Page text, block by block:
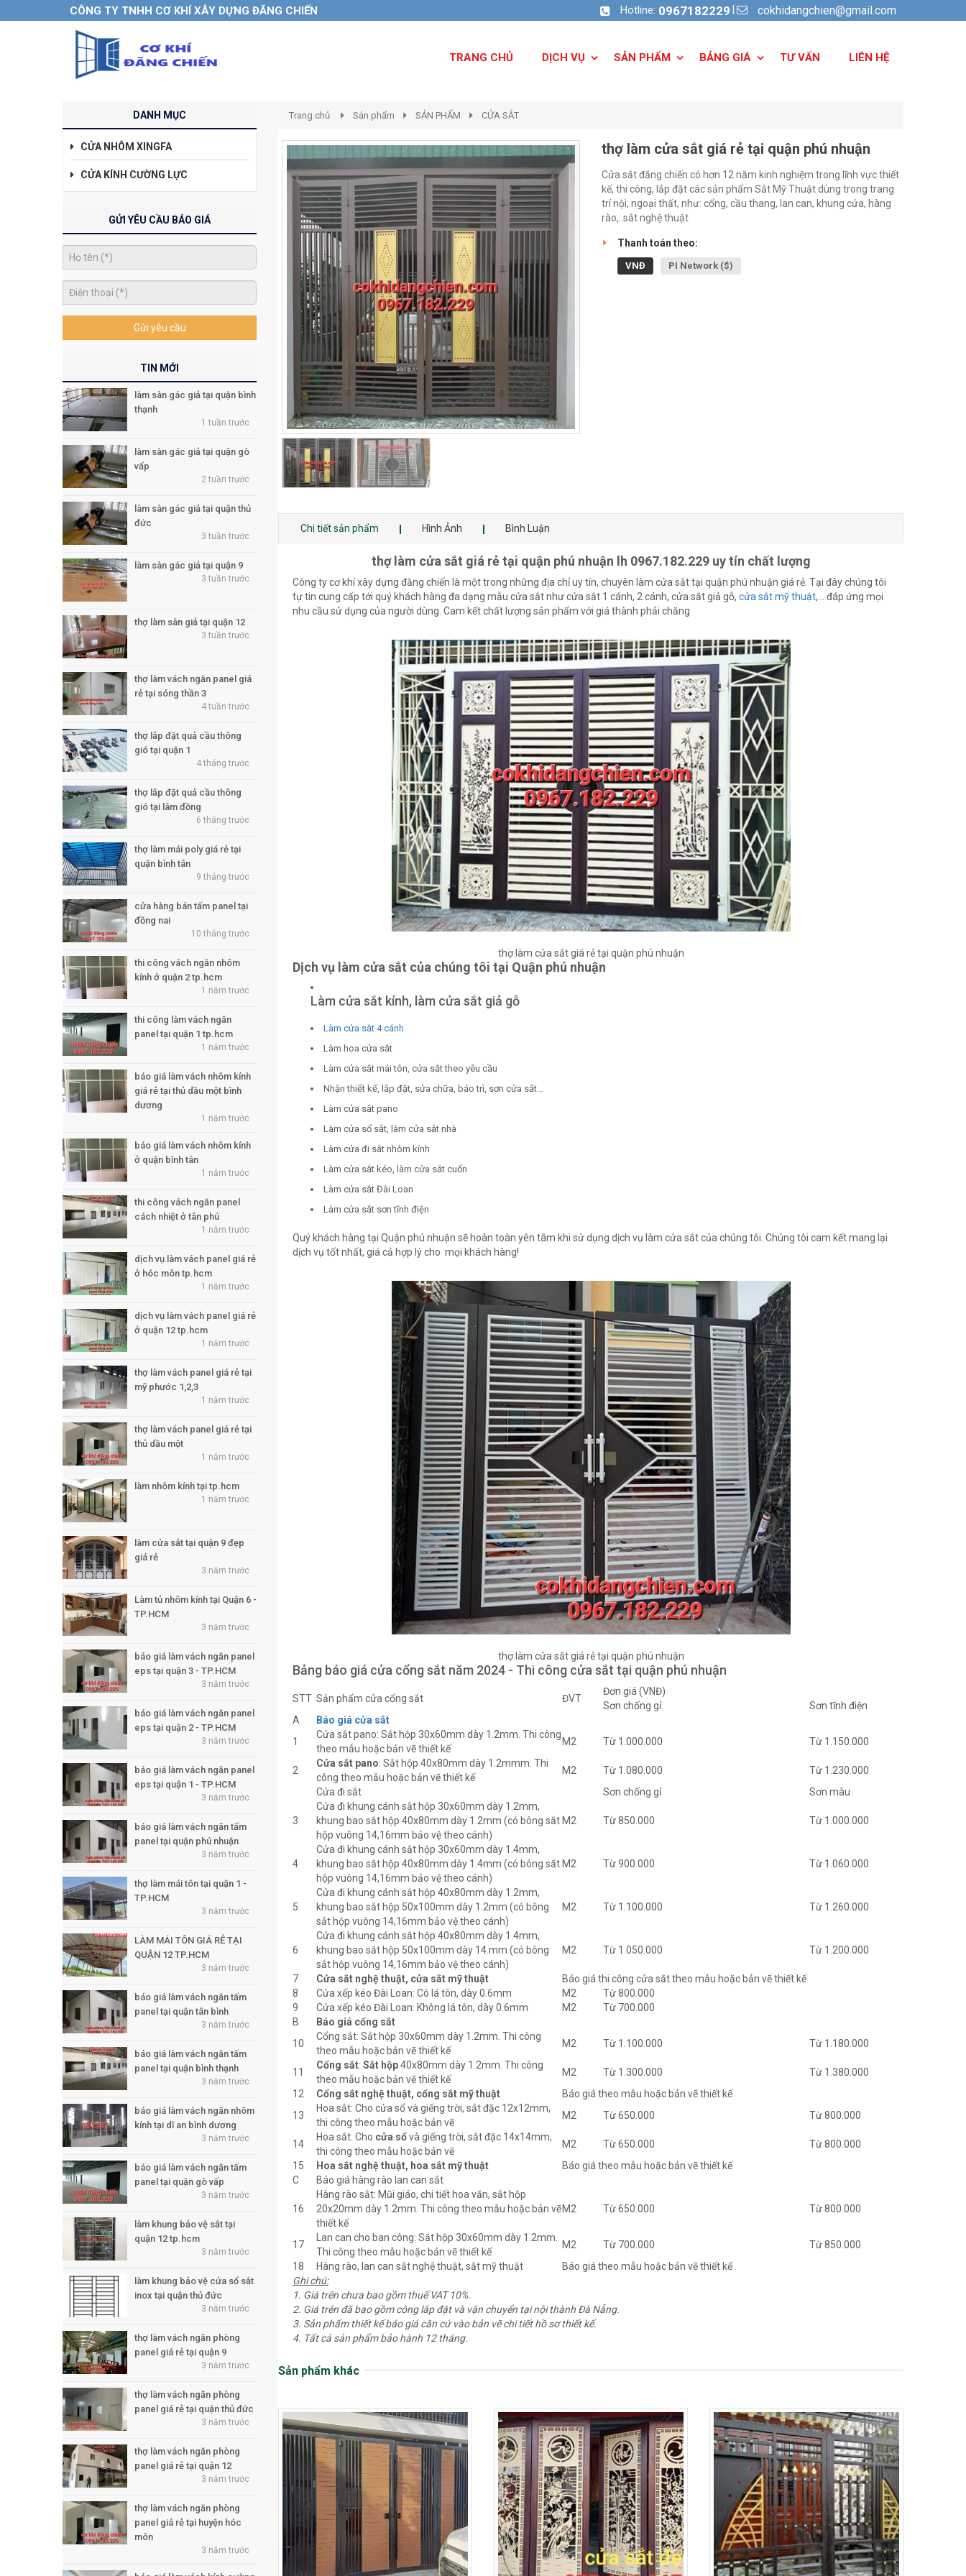
CÔNG TY TNHH CƠ KHÍ XÂY DỰNG ĐĂNG CHIẾN Hotline: 0967182229 cokhidangchien@gmail.com
TRANG CHỦ DỊCH VỤ SẢN PHẨM BẢNG GIÁ TƯ VẤN LIÊN HỆ
DANH MỤC
CỬA NHÔM XINGFA
CỬA KÍNH CƯỜNG LỰC
GỬI YÊU CẦU BÁO GIÁ
Gửi yêu cầu
TIN MỚI
làm sàn gác giả tại quận bình
thạnh
1 tuần trước
làm sàn gác giả tại quận gò
vấp
2 tuần trước
làm sàn gác giả tại quận thủ
đức
3 tuần trước
làm sàn gác giả tại quận 9
3 tuần trước
thợ làm sàn giả tại quận 12
3 tuần trước
thợ làm vách ngăn panel giá
rẻ tại sóng thần 3
4 tuần trước
thợ lắp đặt quả cầu thông
gió tại quận 1
4 tháng trước
thợ lắp đặt quả cầu thông
gió tại lâm đồng
6 tháng trước
thợ làm mái poly giá rẻ tại
quận bình tân
9 tháng trước
cửa hàng bán tấm panel tại
đồng nai
10 tháng trước
thi công vách ngăn nhôm
kính ở quận 2 tp.hcm
1 năm trước
thi công làm vách ngăn
panel tại quận 1 tp.hcm
1 năm trước
báo giá làm vách nhôm kính
giá rẻ tại thủ dầu một bình
dương
1 năm trước
báo giá làm vách nhôm kính
ở quận bình tân
1 năm trước
thi công vách ngăn panel
cách nhiệt ở tân phú
1 năm trước
dịch vụ làm vách panel giá rẻ
ở hóc môn tp.hcm
1 năm trước
dịch vụ làm vách panel giá rẻ
ở quận 12 tp.hcm
1 năm trước
thợ làm vách panel giá rẻ tại
mỹ phước 1,2,3
1 năm trước
thợ làm vách panel giá rẻ tại
thủ dầu một
1 năm trước
làm nhôm kính tại tp.hcm
1 năm trước
làm cửa sắt tại quận 9 đẹp
giá rẻ
3 năm trước
Làm tủ nhôm kính tại Quận 6 -
TP.HCM
3 năm trước
báo giá làm vách ngăn panel
eps tại quận 3 - TP.HCM
3 năm trước
báo giá làm vách ngăn panel
eps tại quận 2 - TP.HCM
3 năm trước
báo giá làm vách ngăn panel
eps tại quận 1 - TP.HCM
3 năm trước
báo giá làm vách ngăn tấm
panel tại quận phú nhuận
3 năm trước
thợ làm mái tôn tại quận 1 -
TP.HCM
3 năm trước
LÀM MÁI TÔN GIÁ RẺ TẠI
QUẬN 12 TP.HCM
3 năm trước
báo giá làm vách ngăn tấm
panel tại quận tân bình
3 năm trước
báo giá làm vách ngăn tấm
panel tại quận bình thạnh
3 năm trước
báo giá làm vách ngăn nhôm
kính tại dĩ an bình dương
3 năm trước
báo giá làm vách ngăn tấm
panel tại quận gò vấp
3 năm trước
làm khung bảo vệ sắt tại
quận 12 tp.hcm
3 năm trước
làm khung bảo vệ cửa sổ sắt
inox tại quận thủ đức
3 năm trước
thợ làm vách ngăn phòng
panel giá rẻ tại quận 9
3 năm trước
thợ làm vách ngăn phòng
panel giá rẻ tại quận thủ đức
3 năm trước
thợ làm vách ngăn phòng
panel giá rẻ tại quận 12
3 năm trước
thợ làm vách ngăn phòng
panel giá rẻ tại huyện hóc
môn
3 năm trước
Trang chủ Sản phẩm SẢN PHẨM CỬA SẮT
thợ làm cửa sắt giá rẻ tại quận phú nhuận
Cửa sắt đăng chiến có hơn 12 năm kinh nghiệm trong lĩnh vực thiết
kế, thi công, lắp đặt các sản phẩm Sắt Mỹ Thuật dùng trong trang
trí nội, ngoại thất, như: cổng, cầu thang, lan can, khung cửa, hàng
rào,..sắt nghệ thuật
Thanh toán theo:
VNĐ PI Network ($)
Chi tiết sản phẩm Hình Ảnh Bình Luận
thợ làm cửa sắt giá rẻ tại quận phú nhuận lh 0967.182.229 uy tín chất lượng
Công ty cơ khí xây dựng đăng chiến là một trong những địa chỉ uy tín, chuyên làm cửa sắt tại quận phú nhuận giá rẻ. Tại đây chúng tôi
tự tin cung cấp tới quý khách hàng đa dạng mẫu cửa sắt như cửa sắt 1 cánh, 2 cánh, cửa sắt giả gỗ, cửa sắt mỹ thuật,… đáp ứng mọi
nhu cầu sử dụng của người dùng. Cam kết chất lượng sản phẩm với giá thành phải chăng
thợ làm cửa sắt giá rẻ tại quận phú nhuận
Dịch vụ làm cửa sắt của chúng tôi tại Quận phú nhuận
Làm cửa sắt kính, làm cửa sắt giả gỗ
Làm cửa sắt 4 cánh
Làm hoa cửa sắt
Làm cửa sắt mái tôn, cửa sắt theo yêu cầu
Nhận thiết kế, lắp đặt, sửa chữa, bảo trì, sơn cửa sắt…
Làm cửa sắt pano
Làm cửa sổ sắt, làm cửa sắt nhà
Làm cửa đi sắt nhôm kính
Làm cửa sắt kéo, làm cửa sắt cuốn
Làm cửa sắt Đài Loan
Làm cửa sắt sơn tĩnh điện
Quý khách hàng tại Quận phú nhuận sẽ hoàn toàn yên tâm khi sử dụng dịch vụ làm cửa sắt của chúng tôi. Chúng tôi cam kết mang lại
dịch vụ tốt nhất, giá cả hợp lý cho mọi khách hàng!
thợ làm cửa sắt giá rẻ tại quận phú nhuận
Bảng báo giá cửa cổng sắt năm 2024 - Thi công cửa sắt tại quận phú nhuận
STT Sản phẩm cửa cổng sắt ĐVT
Đơn giá (VNĐ)
Sơn chống gỉ
Sơn tĩnh điện
A
Báo giá cửa sắt
1
Cửa sắt pano: Sắt hộp 30x60mm dày 1.2mm. Thi công
theo mẫu hoặc bản vẽ thiết kế
M2 Từ 1.000.000 Từ 1.150.000
2
Cửa sắt pano: Sắt hộp 40x80mm dày 1.2mmm. Thi
công theo mẫu hoặc bản vẽ thiết kế
M2 Từ 1.080.000
Từ 1.230.000
Cửa đi sắt
Sơn chống gỉ Sơn màu
3
Cửa đi khung cánh sắt hộp 30x60mm dày 1.2mm,
khung bao sắt hộp 40x80mm dày 1.2mm (có bông sắt
hộp vuông 14,16mm bảo vệ theo cánh)
M2 Từ 850.000 Từ 1.000.000
4
Cửa đi khung cánh sắt hộp 30x60mm dày 1.4mm,
khung bao sắt hộp 40x80mm dày 1.4mm (có bông sắt
hộp vuông 14,16mm bảo vệ theo cánh)
M2 Từ 900.000 Từ 1.060.000
5
Cửa đi khung cánh sắt hộp 40x80mm dày 1.2mm,
khung bao sắt hộp 50x100mm dày 1.2mm (có bông
sắt hộp vuông 14,16mm bảo vệ theo cánh)
M2 Từ 1.100.000 Từ 1.260.000
6
Cửa đi khung cánh sắt hộp 40x80mm dày 1.4mm,
khung bao sắt hộp 50x100mm dày 14.mm (có bông
sắt hộp vuông 14,16mm bảo vệ theo cánh)
M2 Từ 1.050.000 Từ 1.200.000
7 Cửa sắt nghệ thuật, cửa sắt mỹ thuật
Báo giá thi công cửa sắt theo mẫu hoặc bản vẽ thiết kế
8
Cửa xếp kéo Đài Loan: Có lá tôn, dày 0.6mm M2
Từ 800.000
9
Cửa xếp kéo Đài Loan: Không lá tôn, dày 0.6mm M2
Từ 700.000
B
Báo giá cổng sắt
10
Cổng sắt: Sắt hộp 30x60mm dày 1.2mm. Thi công
theo mẫu hoặc bản vẽ thiết kế
M2 Từ 1.100.000 Từ 1.180.000
11
Cổng sắt: Sắt hộp40x80mm dày 1.2mm. Thi công
theo mẫu hoặc bản vẽ thiết kế
M2 Từ 1.300.000
Từ 1.380.000
12
Cổng sắt nghệ thuật, cổng sắt mỹ thuật
Báo giá theo mẫu hoặc bản vẽ thiết kế
13
Hoa sắt: Cho cửa sổ và giếng trời, sắt đặc 12x12mm,
thi công theo mẫu hoặc bản vẽ
M2 Từ 650.000 Từ 800.000
14
Hoa sắt: Cho cửa sổvà giếng trời, sắt đặc 14x14mm,
thi công theo mẫu hoặc bản vẽ
M2 Từ 650.000
Từ 800.000
15
Hoa sắt nghệ thuật, hoa sắt mỹ thuật
Báo giá theo mẫu hoặc bản vẽ thiết kế
C
Báo giá hàng rào lan can sắt
16
Hàng rào sắt: Mũi giáo, chi tiết hoa văn, sắt hộp
20x20mm dày 1.2mm. Thi công theo mẫu hoặc bản vẽ
thiết kế
M2 Từ 650.000 Từ 800.000
17
Lan can cho ban công: Sắt hộp 30x60mm dày 1.2mm.
Thi công theo mẫu hoặc bản vẽ thiết kế
M2 Từ 700.000
Từ 850.000
18
Hàng rào, lan can sắt nghệ thuật, sắt mỹ thuật
Báo giá theo mẫu hoặc bản vẽ thiết kế
Ghi chú:
1. Giá trên chưa bao gồm thuế VAT 10%.
2. Giá trên đã bao gồm công lắp đặt và vận chuyển tại nội thành Đà Nẵng.
3. Sản phẩm thiết kế báo giá căn cứ vào bản vẽ chi tiết hồ sơ thiết kế.
4. Tất cả sản phẩm bảo hành 12 tháng.
Sản phẩm khác